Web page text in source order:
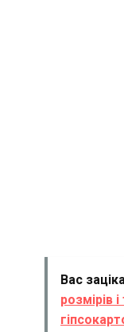
Вас
розмірів